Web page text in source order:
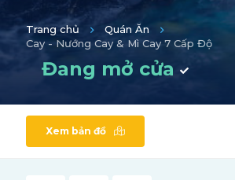
Trang chủ
Quán Ăn
Cay - Nướng Cay & Mì Cay 7 Cấp Độ
Đang mở cửa
Xem bản đồ